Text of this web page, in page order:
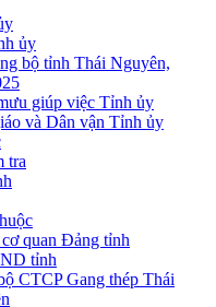
ủy
bộ tỉnh Thái Nguyên,
giúp việc Tỉnh ủy
và Dân vận Tỉnh ủy
tra
quan Đảng tỉnh
tỉnh
CTCP Gang thép Thái